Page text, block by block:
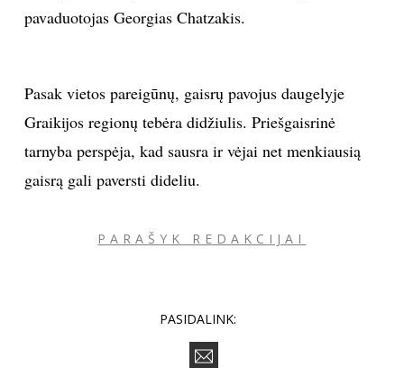
VAIKAI
KONTAKTAI
PRIVATUMO POLITIKA
Sekite mus:
PRENUMERUOK
pavaduotojas Georgias Chatzakis.
Pasak vietos pareigūnų, gaisrų pavojus daugelyje
Graikijos regionų tebėra didžiulis. Priešgaisrinė
tarnyba perspėja, kad sausra ir vėjai net menkiausią
gaisrą gali paversti dideliu.
PARAŠYK REDAKCIJAI
PASIDALINK: